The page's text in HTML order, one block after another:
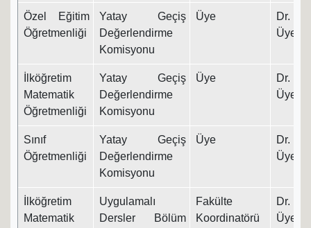
Özel Eğitim
Öğretmenliği
Yatay Geçiş
Değerlendirme
Komisyonu
Üye
Dr.
Üyesi
İlköğretim
Matematik
Öğretmenliği
Yatay Geçiş
Değerlendirme
Komisyonu
Üye
Dr.
Üyesi
Sınıf
Öğretmenliği
Yatay Geçiş
Değerlendirme
Komisyonu
Üye
Dr.
Üyesi
İlköğretim
Matematik
Uygulamalı
Dersler Bölüm
Fakülte
Koordinatörü
Dr.
Üyesi